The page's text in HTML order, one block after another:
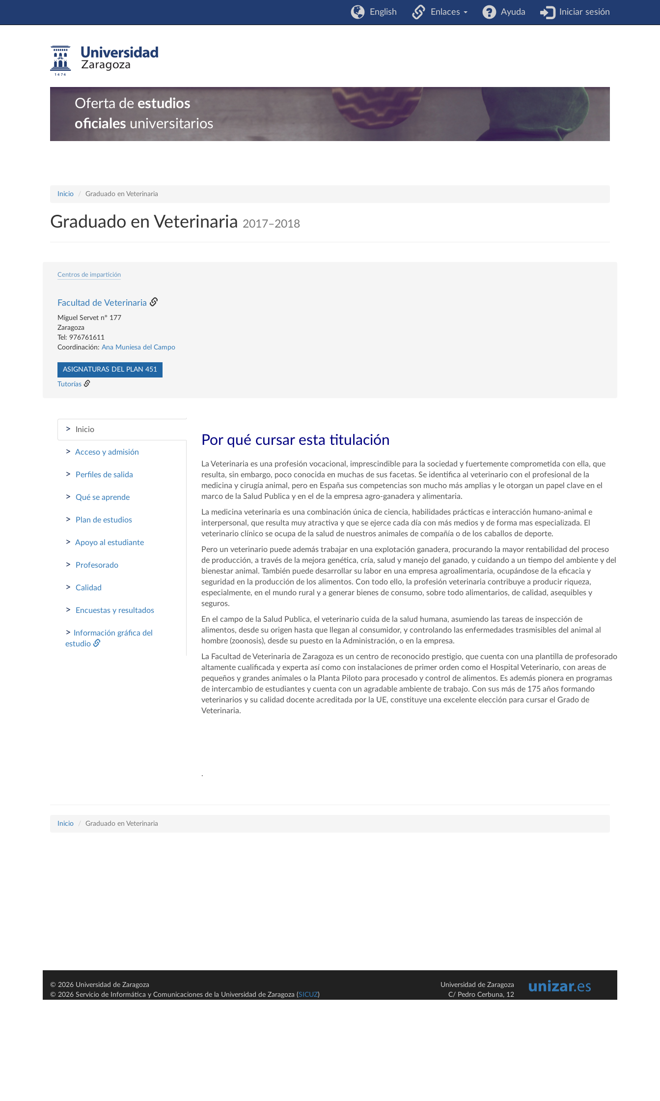
English Enlaces Ayuda Iniciar sesión
Oferta de estudios
oficiales universitarios
Inicio Graduado en Veterinaria
Graduado en Veterinaria 2017–2018
Centros de impartición
Facultad de Veterinaria
Miguel Servet nº 177
Zaragoza
Tel: 976761611
Coordinación: Ana Muniesa del Campo
ASIGNATURAS DEL PLAN 451
Tutorías
> Inicio
> Acceso y admisión
> Perfiles de salida
> Qué se aprende
> Plan de estudios
> Apoyo al estudiante
> Profesorado
> Calidad
> Encuestas y resultados
>
Información gráfica del
estudio
Por qué cursar esta titulación
La Veterinaria es una profesión vocacional, imprescindible para la sociedad y fuertemente comprometida con ella, que
resulta, sin embargo, poco conocida en muchas de sus facetas. Se identifica al veterinario con el profesional de la
medicina y cirugía animal, pero en España sus competencias son mucho más amplias y le otorgan un papel clave en el
marco de la Salud Publica y en el de la empresa agro-ganadera y alimentaria.
La medicina veterinaria es una combinación única de ciencia, habilidades prácticas e interacción humano-animal e
interpersonal, que resulta muy atractiva y que se ejerce cada día con más medios y de forma mas especializada. El
veterinario clínico se ocupa de la salud de nuestros animales de compañía o de los caballos de deporte.
Pero un veterinario puede además trabajar en una explotación ganadera, procurando la mayor rentabilidad del proceso
de producción, a través de la mejora genética, cría, salud y manejo del ganado, y cuidando a un tiempo del ambiente y del
bienestar animal. También puede desarrollar su labor en una empresa agroalimentaria, ocupándose de la eficacia y
seguridad en la producción de los alimentos. Con todo ello, la profesión veterinaria contribuye a producir riqueza,
especialmente, en el mundo rural y a generar bienes de consumo, sobre todo alimentarios, de calidad, asequibles y
seguros.
En el campo de la Salud Publica, el veterinario cuida de la salud humana, asumiendo las tareas de inspección de
alimentos, desde su origen hasta que llegan al consumidor, y controlando las enfermedades trasmisibles del animal al
hombre (zoonosis), desde su puesto en la Administración, o en la empresa.
La Facultad de Veterinaria de Zaragoza es un centro de reconocido prestigio, que cuenta con una plantilla de profesorado
altamente cualificada y experta así como con instalaciones de primer orden como el Hospital Veterinario, con areas de
pequeños y grandes animales o la Planta Piloto para procesado y control de alimentos. Es además pionera en programas
de intercambio de estudiantes y cuenta con un agradable ambiente de trabajo. Con sus más de 175 años formando
veterinarios y su calidad docente acreditada por la UE, constituye una excelente elección para cursar el Grado de
Veterinaria.
.
Inicio Graduado en Veterinaria
© 2026 Universidad de Zaragoza
© 2026 Servicio de Informática y Comunicaciones de la Universidad de Zaragoza (SICUZ)
Universidad de Zaragoza
C/ Pedro Cerbuna, 12